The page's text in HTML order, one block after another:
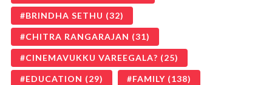
BRINDHA SETHU (32)
CHITRA RANGARAJAN (31)
CINEMAVUKKU VAREEGALA? (25)
EDUCATION (29) FAMILY (138)